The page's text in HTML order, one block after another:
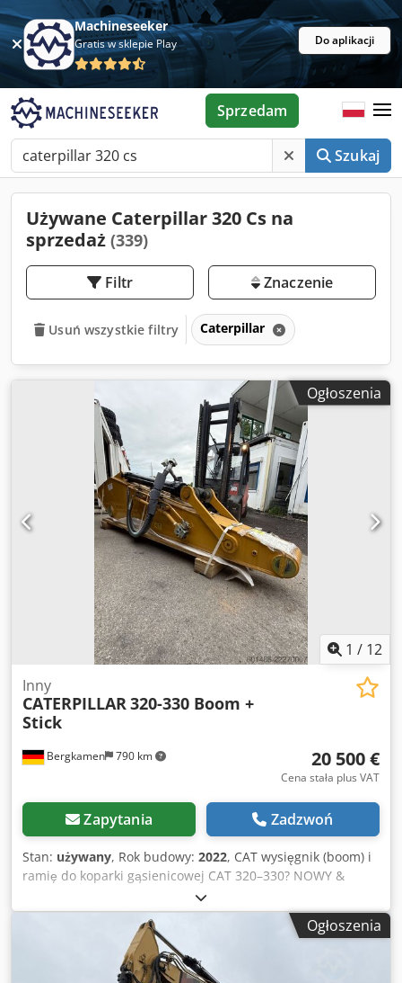
Machineseeker
Gratis w sklepie Play Do aplikacji
Szukaj
Sprzedam
Używane Caterpillar 320 Cs na
sprzedaż (339)
Filtr Znaczenie
Usuń wszystkie filtry Caterpillar
Ogłoszenia
1 / 12
Bergkamen 790 km
Inny
CATERPILLAR320-330 Boom +
Stick
20 500 €
Cena stała plus VAT
Zapytania Zadzwoń
Stan: używany, Rok budowy: 2022, CAT wysięgnik (boom) i
ramię do koparki gąsienicowej CAT 320–330? NOWY &
nieużywany Na sprzedaż oryginalny wysięgnik CAT (boom)
pasujący do koparek gąsienicowych serii CAT 320 do CAT
330. Wysięgnik jest fabrycznie nowy i nieużywany.
Sprzedawany jest kompletny, łącznie z przewodami
hydraulicznymi i siłownikiem podnoszenia, gotowy do
Ogłoszenia